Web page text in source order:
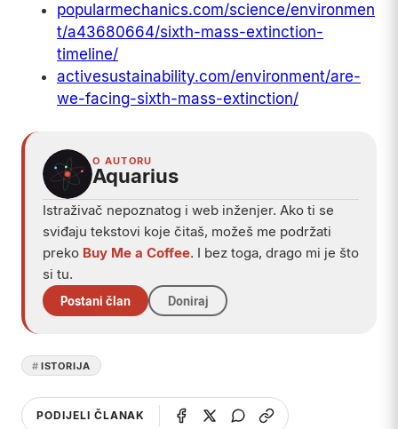
popularmechanics.com/science/environmen
t/a43680664/sixth-mass-extinction-
timeline/
activesustainability.com/environment/are-
we-facing-sixth-mass-extinction/
O AUTORU
Aquarius
Istraživač nepoznatog i web inženjer. Ako ti se
sviđaju tekstovi koje čitaš, možeš me podržati
preko Buy Me a Coffee. I bez toga, drago mi je što
si tu.
Postani član Doniraj
ISTORIJA
PODIJELI ČLANAK